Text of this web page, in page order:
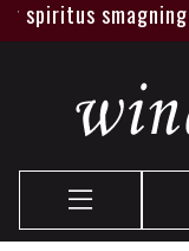
smagning i